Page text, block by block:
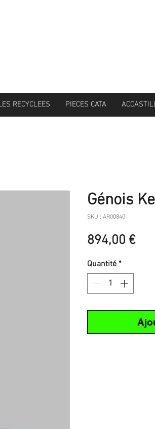
RECYCLEES PIECES CATA
Génois
SKU : AR00840
894,00 €Prix
Quantité *